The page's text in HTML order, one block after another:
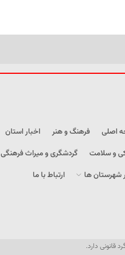
اصلی فرهنگ و هنر اخبار استان
و سلامت
گردشگری و میراث فرهنگی
شهرستان ها
ارتباط با ما
قانونی دارد.